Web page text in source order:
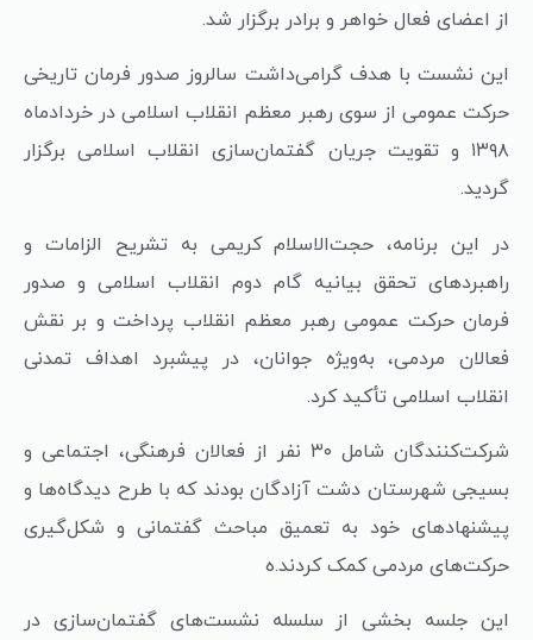
از اعضای فعال خواهر و برادر برگزار شد.
این نشست با هدف گرامی‌داشت سالروز صدور فرمان تاریخی
حرکت عمومی از سوی رهبر معظم انقلاب اسلامی در خردادماه
۱۳۹۸ و تقویت جریان گفتمان‌سازی انقلاب اسلامی برگزار
گردید.
در این برنامه، حجت‌الاسلام کریمی به تشریح الزامات و
راهبردهای تحقق بیانیه گام دوم انقلاب اسلامی و صدور
فرمان حرکت عمومی رهبر معظم انقلاب پرداخت و بر نقش
فعالان مردمی، به‌ویژه جوانان، در پیشبرد اهداف تمدنی
انقلاب اسلامی تأکید کرد.
شرکت‌کنندگان شامل ۳۰ نفر از فعالان فرهنگی، اجتماعی و
بسیجی شهرستان دشت آزادگان بودند که با طرح دیدگاه‌ها و
پیشنهادهای خود به تعمیق مباحث گفتمانی و شکل‌گیری
حرکت‌های مردمی کمک کردند.ه
این جلسه بخشی از سلسله نشست‌های گفتمان‌سازی در